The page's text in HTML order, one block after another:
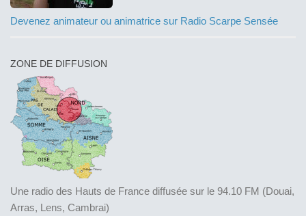
Devenez animateur ou animatrice sur Radio Scarpe Sensée
ZONE DE DIFFUSION
Une radio des Hauts de France diffusée sur le 94.10 FM (Douai,
Arras, Lens, Cambrai)